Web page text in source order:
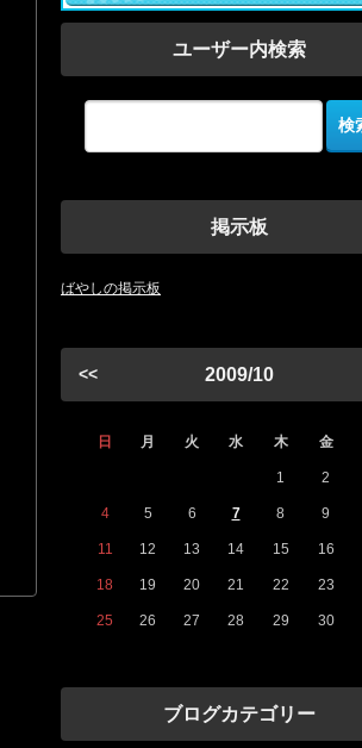
ユーザー内検索
掲示板
ばやしの掲示板
<< 2009/10
日 月 火 水 木 金
1 2
4 5 6 7 8 9
11 12 13 14 15 16
18 19 20 21 22 23
25 26 27 28 29 30
ブログカテゴリー